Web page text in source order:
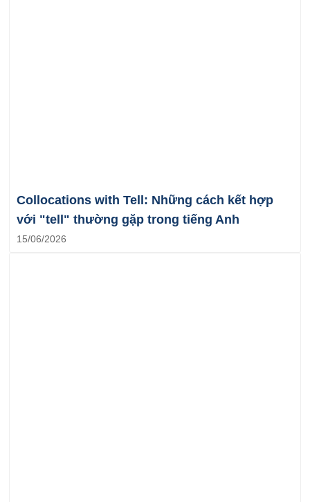
Collocations with Tell: Những cách kết hợp
với "tell" thường gặp trong tiếng Anh
15/06/2026